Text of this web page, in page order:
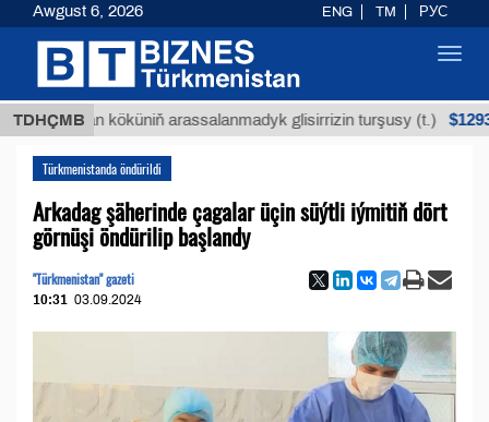
TDHÇMB
Buýan köküniň arassalanmadyk glisirrizin turşusy (t.) $12935,18
Türkmenistanda öndürildi
Arkadag şäherinde çagalar üçin süýtli iýmitiň dört
görnüşi öndürilip başlandy
"Türkmenistan" gazeti
10:31 03.09.2024
Awgust 6, 2026 ENG TM РУС